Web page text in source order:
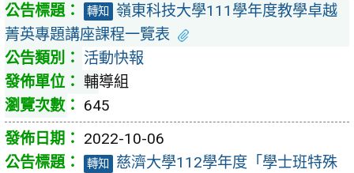
轉知
嶺東科技大學111學年度教學卓越
菁英專題講座課程一覽表
活動快報
輔導組
645
2022-10-06
轉知
慈濟大學112學年度「學士班特殊